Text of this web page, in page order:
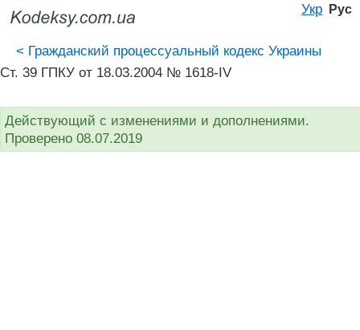
Укр Рус
< Гражданский процессуальный кодекс Украины
Ст. 39 ГПКУ от 18.03.2004 № 1618-IV
Действующий с изменениями и дополнениями.
Проверено 08.07.2019